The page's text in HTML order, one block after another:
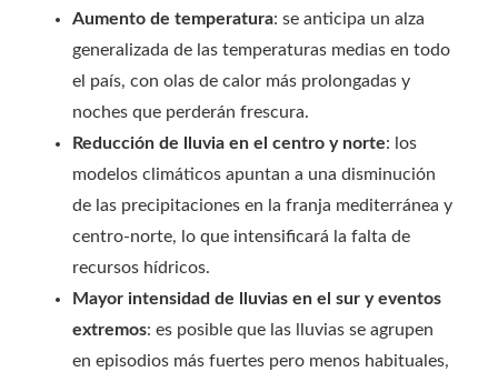
Aumento de temperatura: se anticipa un alza
generalizada de las temperaturas medias en todo
el país, con olas de calor más prolongadas y
noches que perderán frescura.
Reducción de lluvia en el centro y norte: los
modelos climáticos apuntan a una disminución
de las precipitaciones en la franja mediterránea y
centro-norte, lo que intensificará la falta de
recursos hídricos.
Mayor intensidad de lluvias en el sur y eventos
extremos: es posible que las lluvias se agrupen
en episodios más fuertes pero menos habituales,